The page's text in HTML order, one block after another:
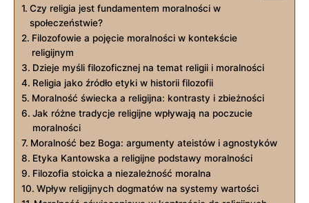
Czy religia jest fundamentem moralności ⁢w
społeczeństwie?
Filozofowie a pojęcie moralności w⁤ kontekście
religijnym
Dzieje myśli filozoficznej na temat ⁤religii i moralności
Religia jako źródło etyki w historii filozofii
Moralność świecka a religijna: kontrasty i‍ zbieżności
Jak różne tradycje ‍religijne ‌wpływają na poczucie
moralności
Moralność bez ​Boga: argumenty ateistów i agnostyków
Etyka ​Kantowska a religijne podstawy moralności
Filozofia stoicka a niezależność moralna
Wpływ ⁤religijnych dogmatów na systemy wartości